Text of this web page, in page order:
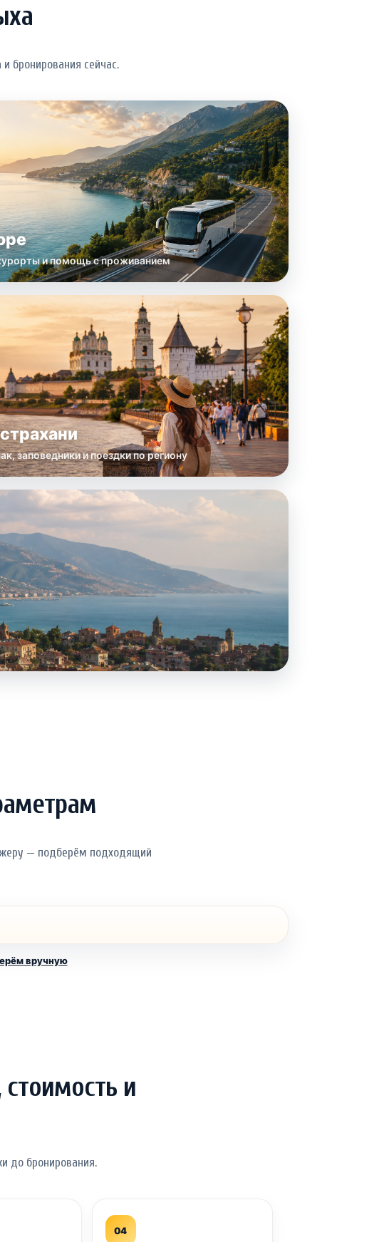
бронирования сейчас.
и помощь с проживанием
заповедники и поездки по региону
— подберём подходящий
вручную
и
до бронирования.
04